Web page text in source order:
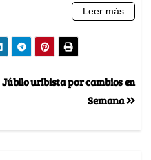
Júbilo uribista por cambios en
Semana